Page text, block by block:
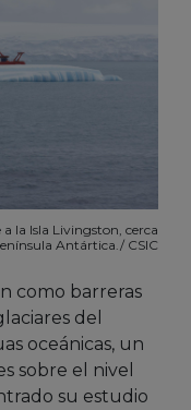
la Isla Livingston, cerca
Antártica./ CSIC
como barreras
del
oceánicas, un
sobre el nivel
su estudio